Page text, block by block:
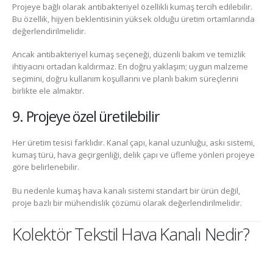
Projeye bağlı olarak antibakteriyel özellikli kumaş tercih edilebilir.
Bu özellik, hijyen beklentisinin yüksek olduğu üretim ortamlarında
değerlendirilmelidir.
Ancak antibakteriyel kumaş seçeneği, düzenli bakım ve temizlik
ihtiyacını ortadan kaldırmaz. En doğru yaklaşım; uygun malzeme
seçimini, doğru kullanım koşullarını ve planlı bakım süreçlerini
birlikte ele almaktır.
9. Projeye özel üretilebilir
Her üretim tesisi farklıdır. Kanal çapı, kanal uzunluğu, askı sistemi,
kumaş türü, hava geçirgenliği, delik çapı ve üfleme yönleri projeye
göre belirlenebilir.
Bu nedenle kumaş hava kanalı sistemi standart bir ürün değil,
proje bazlı bir mühendislik çözümü olarak değerlendirilmelidir.
Kolektör Tekstil Hava Kanalı Nedir?